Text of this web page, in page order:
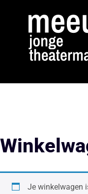
Je winkelwagen